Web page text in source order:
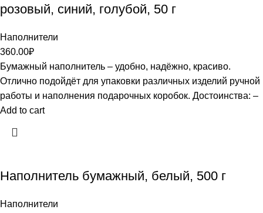
розовый, синий, голубой, 50 г
Наполнители
360.00₽
Бумажный наполнитель – удобно, надёжно, красиво.
Отлично подойдёт для упаковки различных изделий ручной
работы и наполнения подарочных коробок. Достоинства: –
Add to cart
Наполнитель бумажный, белый, 500 г
Наполнители